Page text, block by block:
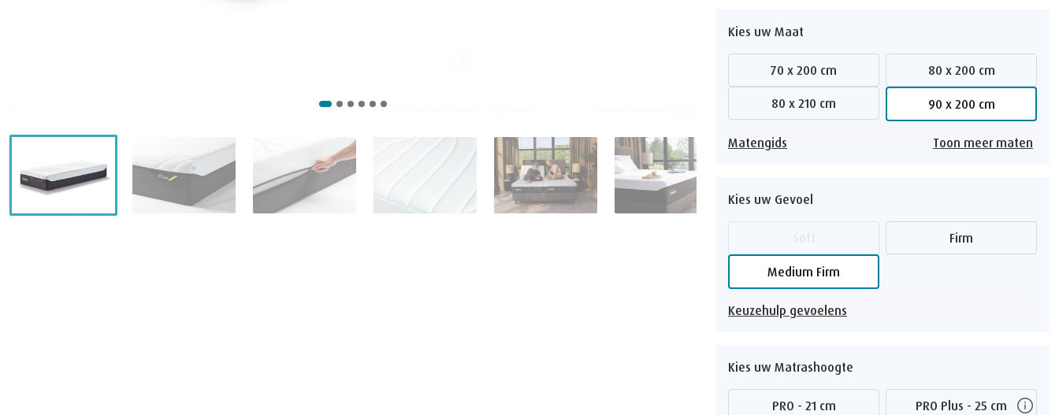
Kies uw Maat
70 x 200 cm 80 x 200 cm
80 x 210 cm 90 x 200 cm
Matengids Toon meer maten
Kies uw Gevoel
Firm
Medium Firm
Keuzehulp gevoelens
Kies uw Matrashoogte
PRO - 21 cm PRO Plus - 25 cm